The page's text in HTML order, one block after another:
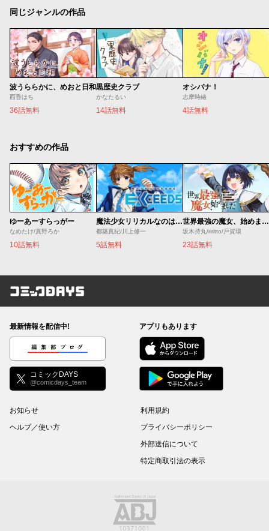
同じジャンルの作品
波うららかに、めおと日和
西香はち
36話無料
黒歴史クラブ
かなたるい
14話無料
オシバナ！
志摩時緒
4話無料
おすすめの作品
ゆーあーすらっがー
なめたけ/真野ろか
10話無料
魔法少女リリカルなのは EXCEEDS
都築真紀/川上修一
5話無料
世界最強の魔女、始めました ～私だけ『攻略サイト』を見れる世界で自由に生きます～
坂木持丸/riritto/戸賀環
23話無料
コミックDAYS
最新情報を配信中!
編集部ブログ
コミックDAYS
@comicdays_team
アプリもあります
お知らせ
ヘルプ／使い方
利用規約
プライバシーポリシー
外部送信について
特定商取引法の表示